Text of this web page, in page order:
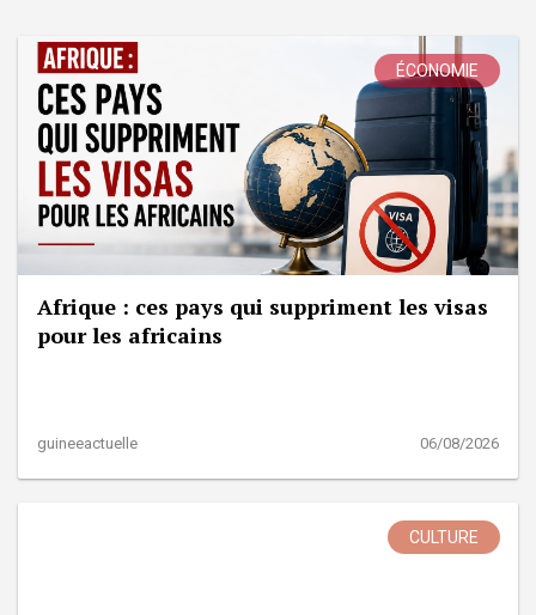
ÉCONOMIE
Afrique : ces pays qui suppriment les visas
pour les africains
guineeactuelle 06/08/2026
CULTURE